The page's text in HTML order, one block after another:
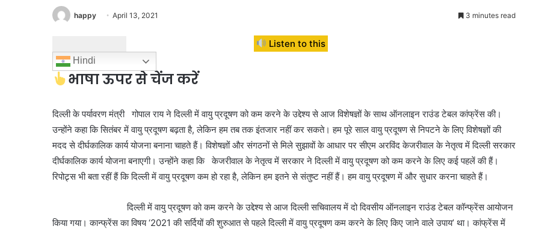
happy April 13, 2021 3 minutes read
Listen to this
Hindi
भाषा ऊपर से चेंज करें
दिल्ली के पर्यावरण मंत्री गोपाल राय ने दिल्ली में वायु प्रदूषण को कम करने के उद्देश्य से आज विशेषज्ञों के साथ ऑनलाइन राउंड टेबल कांफ्रेंस की।
उन्होंने कहा कि सितंबर में वायु प्रदूषण बढ़ता है, लेकिन हम तब तक इंतजार नहीं कर सकते। हम पूरे साल वायु प्रदूषण से निपटने के लिए विशेषज्ञों की
मदद से दीर्घकालिक कार्य योजना बनाना चाहते हैं। विशेषज्ञों और संगठनों से मिले सुझावों के आधार पर सीएम अरविंद केजरीवाल के नेतृत्व में दिल्ली सरकार
दीर्घकालिक कार्य योजना बनाएगी। उन्होंने कहा कि केजरीवाल के नेतृत्व में सरकार ने दिल्ली में वायु प्रदूषण को कम करने के लिए कई पहलें की हैं।
रिपोट्र्स भी बता रहीं हैं कि दिल्ली में वायु प्रदूषण कम हो रहा है, लेकिन हम इतने से संतुष्ट नहीं हैं। हम वायु प्रदूषण में और सुधार करना चाहते हैं।
दिल्ली में वायु प्रदूषण को कम करने के उद्देश्य से आज दिल्ली सचिवालय में दो दिवसीय ऑनलाइन राउंड टेबल कॉन्फ्रेंस आयोजन
किया गया। कान्फ्रेंस का विषय ‘2021 की सर्दियों की शुरुआत से पहले दिल्ली में वायु प्रदूषण कम करने के लिए किए जाने वाले उपाय’ था। कांफ्रेंस में